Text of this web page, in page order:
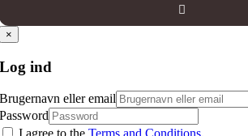
×
Log ind
Brugernavn eller email
Password